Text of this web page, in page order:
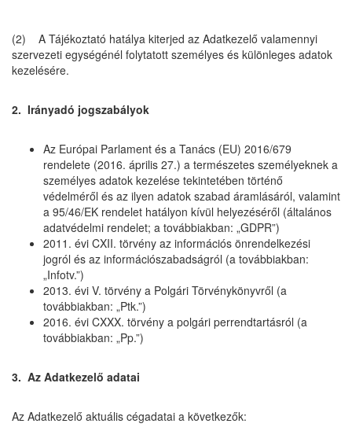
(2) A Tájékoztató hatálya kiterjed az Adatkezelő valamennyi
szervezeti egységénél folytatott személyes és különleges adatok
kezelésére.
2. Irányadó jogszabályok
Az Európai Parlament és a Tanács (EU) 2016/679
rendelete (2016. április 27.) a természetes személyeknek a
személyes adatok kezelése tekintetében történő
védelméről és az ilyen adatok szabad áramlásáról, valamint
a 95/46/EK rendelet hatályon kívül helyezéséről (általános
adatvédelmi rendelet; a továbbiakban: „GDPR”)
2011. évi CXII. törvény az információs önrendelkezési
jogról és az információszabadságról (a továbbiakban:
„Infotv.”)
2013. évi V. törvény a Polgári Törvénykönyvről (a
továbbiakban: „Ptk.”)
2016. évi CXXX. törvény a polgári perrendtartásról (a
továbbiakban: „Pp.”)
3. Az Adatkezelő adatai
Az Adatkezelő aktuális cégadatai a következők: